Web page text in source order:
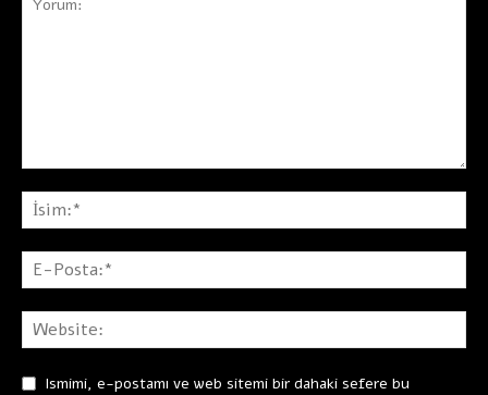
Ismimi, e-postamı ve web sitemi bir dahaki sefere bu